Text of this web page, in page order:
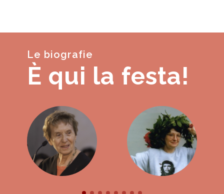
Le biografie
È qui la festa!